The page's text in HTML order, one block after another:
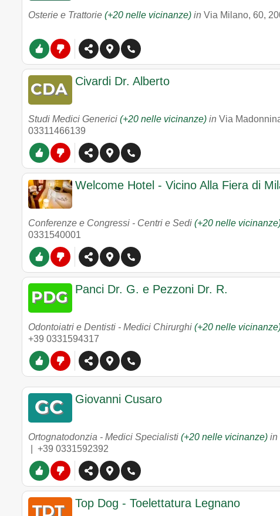
Osterie e Trattorie (+20 nelle vicinanze) in Via Milano, 60,
Civardi Dr. Alberto
Studi Medici Generici (+20 nelle vicinanze) in Via
03311466139
Welcome Hotel - Vicino Alla Fiera di
Conferenze e Congressi - Centri e Sedi (+20 nelle
0331540001
Panci Dr. G. e Pezzoni Dr. R.
Odontoiatri e Dentisti - Medici Chirurghi (+20 nelle
+39 0331594317
Giovanni Cusaro
Ortognatodonzia - Medici Specialisti (+20 nelle vicinanze) in
+39 0331592392
Top Dog - Toelettatura Legnano